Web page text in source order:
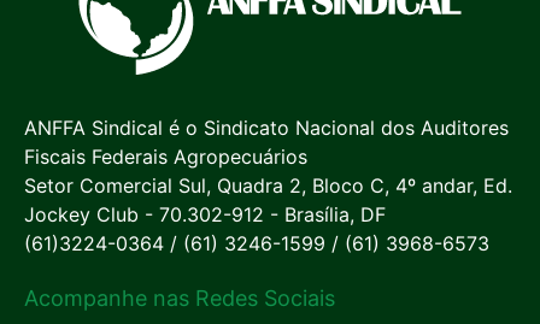
ANFFA Sindical é o Sindicato Nacional dos Auditores
Fiscais Federais Agropecuários
Setor Comercial Sul, Quadra 2, Bloco C, 4º andar, Ed.
Jockey Club - 70.302-912 - Brasília, DF
(61)3224-0364 / (61) 3246-1599 / (61) 3968-6573
Acompanhe nas Redes Sociais